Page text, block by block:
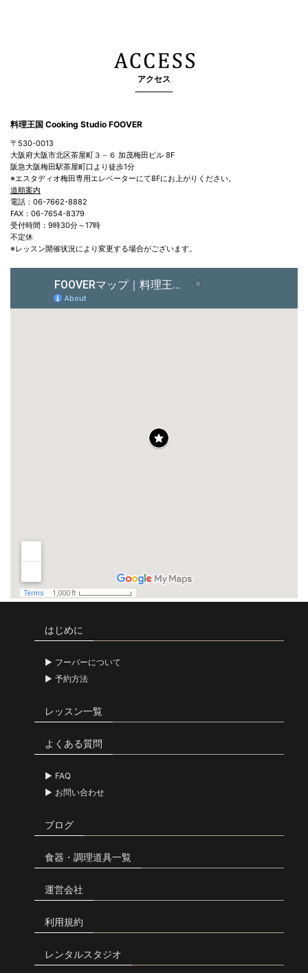
アクセス
料理王国 Cooking Studio FOOVER
〒530-0013
大阪府大阪市北区茶屋町３－６ 加茂梅田ビル 8F
阪急大阪梅田駅茶屋町口より徒歩1分
※エスタディオ梅田専用エレベーターにて8Fにお上がりください。
道順案内
電話：06-7662-8882
FAX：06-7654-8379
受付時間：9時30分～17時
不定休
※レッスン開催状況により変更する場合がございます。
はじめに
フーバーについて
予約方法
レッスン一覧
よくある質問
FAQ
お問い合わせ
ブログ
食器・調理道具一覧
運営会社
利用規約
レンタルスタジオ